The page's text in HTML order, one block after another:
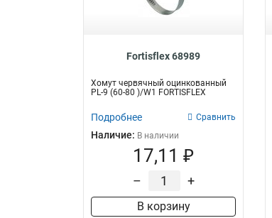
Fortisflex 68989
Хомут червячный оцинкованный
PL-9 (60-80 )/W1 FORTISFLEX
Подробнее Сравнить
Наличие: В наличии
17,11 ₽
– +
В корзину